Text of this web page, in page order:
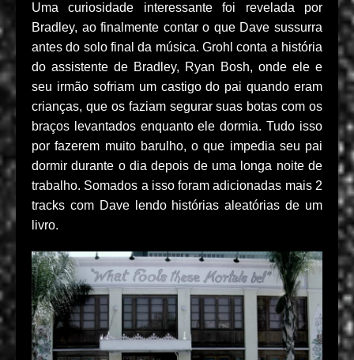
Uma curiosidade interessante foi revelada por
Bradley, ao finalmente contar o que Dave sussurra
antes do solo final da música. Grohl conta a história
do assistente de Bradley, Ryan Bosh, onde ele e
seu irmão sofriam um castigo do pai quando eram
crianças, que os faziam segurar suas botas com os
braços levantados enquanto ele dormia. Tudo isso
por fazerem muito barulho, o que impedia seu pai
dormir durante o dia depois de uma longa noite de
trabalho. Somados a isso foram adicionadas mais 2
tracks com Dave lendo histórias aleatórias de um
livro.